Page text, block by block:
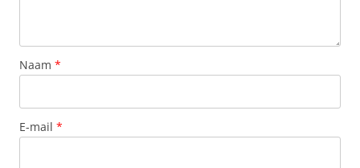
Naam *
E-mail *